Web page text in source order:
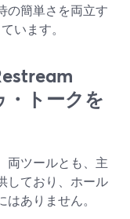
の簡単さを両立す
います。
トークを
両ツールとも、主
しており、ホール
ありません。